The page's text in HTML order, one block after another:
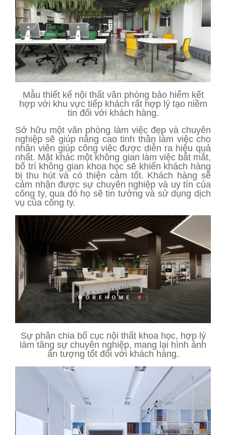
Mẫu thiết kế nội thất văn phòng bảo hiểm kết
hợp với khu vực tiếp khách rất hợp lý tạo niềm
tin đối với khách hàng.
Sở hữu một văn phòng làm việc đẹp và chuyên
nghiệp sẽ giúp nâng cao tinh thần làm việc cho
nhân viên giúp công việc được diễn ra hiệu quả
nhất. Mặt khác một không gian làm việc bắt mắt,
bố trí không gian khoa học sẽ khiến khách hàng
bị thu hút và có thiện cảm tốt. Khách hàng sẽ
cảm nhận được sự chuyên nghiệp và uy tín của
công ty, qua đó họ sẽ tin tưởng và sử dụng dịch
vụ của công ty.
Sự phân chia bố cục nội thất khoa học, hợp lý
làm tăng sự chuyên nghiệp, mang lại hình ảnh
ấn tượng tốt đối với khách hàng.